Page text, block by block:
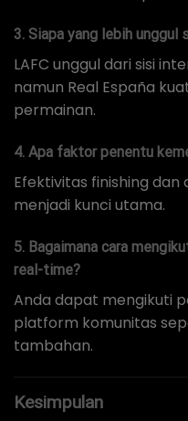
3. Siapa yang lebih unggul
LAFC unggul dari sisi
namun Real España
permainan.
4. Apa faktor penentu
Efektivitas finishing
menjadi kunci utama.
5. Bagaimana cara
real-time?
Anda dapat mengikuti
platform komunitas
tambahan.
Kesimpulan